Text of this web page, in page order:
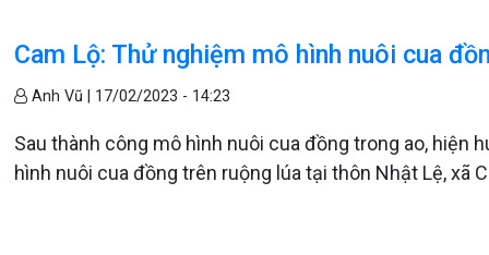
Cam Lộ: Thử nghiệm mô hình nuôi cua
Anh Vũ | 17/02/2023 - 14:23
Sau thành công mô hình nuôi cua đồng trong ao, hiện
hình nuôi cua đồng trên ruộng lúa tại thôn Nhật Lệ, xã